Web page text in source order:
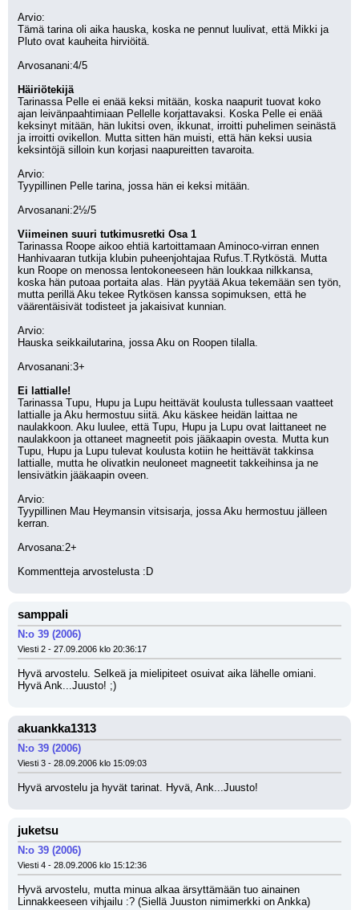
Arvio:
Tämä tarina oli aika hauska, koska ne pennut luulivat, että Mikki ja
Pluto ovat kauheita hirviöitä.
Arvosanani:4/5
Häiriötekijä
Tarinassa Pelle ei enää keksi mitään, koska naapurit tuovat koko
ajan leivänpaahtimiaan Pellelle korjattavaksi. Koska Pelle ei enää
keksinyt mitään, hän lukitsi oven, ikkunat, irroitti puhelimen seinästä
ja irroitti ovikellon. Mutta sitten hän muisti, että hän keksi uusia
keksintöjä silloin kun korjasi naapureitten tavaroita.
Arvio:
Tyypillinen Pelle tarina, jossa hän ei keksi mitään.
Arvosanani:2½/5
Viimeinen suuri tutkimusretki Osa 1
Tarinassa Roope aikoo ehtiä kartoittamaan Aminoco-virran ennen
Hanhivaaran tutkija klubin puheenjohtajaa Rufus.T.Rytköstä. Mutta
kun Roope on menossa lentokoneeseen hän loukkaa nilkkansa,
koska hän putoaa portaita alas. Hän pyytää Akua tekemään sen työn,
mutta perillä Aku tekee Rytkösen kanssa sopimuksen, että he
väärentäisivät todisteet ja jakaisivat kunnian.
Arvio:
Hauska seikkailutarina, jossa Aku on Roopen tilalla.
Arvosanani:3+
Ei lattialle!
Tarinassa Tupu, Hupu ja Lupu heittävät koulusta tullessaan vaatteet
lattialle ja Aku hermostuu siitä. Aku käskee heidän laittaa ne
naulakkoon. Aku luulee, että Tupu, Hupu ja Lupu ovat laittaneet ne
naulakkoon ja ottaneet magneetit pois jääkaapin ovesta. Mutta kun
Tupu, Hupu ja Lupu tulevat koulusta kotiin he heittävät takkinsa
lattialle, mutta he olivatkin neuloneet magneetit takkeihinsa ja ne
lensivätkin jääkaapin oveen.
Arvio:
Tyypillinen Mau Heymansin vitsisarja, jossa Aku hermostuu jälleen
kerran.
Arvosana:2+
Kommentteja arvostelusta :D
samppali
N:o 39 (2006)
Viesti 2 - 27.09.2006 klo 20:36:17
Hyvä arvostelu. Selkeä ja mielipiteet osuivat aika lähelle omiani.
Hyvä Ank...Juusto! ;)
akuankka1313
N:o 39 (2006)
Viesti 3 - 28.09.2006 klo 15:09:03
Hyvä arvostelu ja hyvät tarinat. Hyvä, Ank...Juusto!
juketsu
N:o 39 (2006)
Viesti 4 - 28.09.2006 klo 15:12:36
Hyvä arvostelu, mutta minua alkaa ärsyttämään tuo ainainen
Linnakkeeseen vihjailu :? (Siellä Juuston nimimerkki on Ankka)